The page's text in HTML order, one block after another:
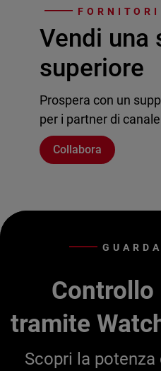
Vendi una
superiore
Prospera con un
per i partner di canale
Collabora
tramite
Scopri la